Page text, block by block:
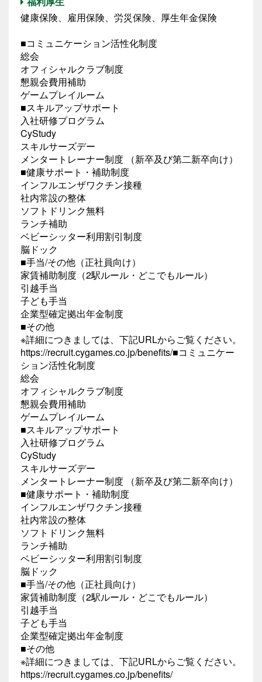
健康保険、雇用保険、労災保険、厚生年金保険
■コミュニケーション活性化制度
総会
オフィシャルクラブ制度
懇親会費用補助
ゲームプレイルーム
■スキルアップサポート
入社研修プログラム
CyStudy
スキルサーズデー
メンタートレーナー制度 （新卒及び第二新卒向け）
■健康サポート・補助制度
インフルエンザワクチン接種
社内常設の整体
ソフトドリンク無料
ランチ補助
ベビーシッター利用割引制度
脳ドック
■手当/その他（正社員向け）
家賃補助制度（2駅ルール・どこでもルール）
引越手当
子ども手当
企業型確定拠出年金制度
■その他
※詳細につきましては、下記URLからご覧ください。
https://recruit.cygames.co.jp/benefits/■コミュニケー
ション活性化制度
総会
オフィシャルクラブ制度
懇親会費用補助
ゲームプレイルーム
■スキルアップサポート
入社研修プログラム
CyStudy
スキルサーズデー
メンタートレーナー制度 （新卒及び第二新卒向け）
■健康サポート・補助制度
インフルエンザワクチン接種
社内常設の整体
ソフトドリンク無料
ランチ補助
ベビーシッター利用割引制度
脳ドック
■手当/その他（正社員向け）
家賃補助制度（2駅ルール・どこでもルール）
引越手当
子ども手当
企業型確定拠出年金制度
■その他
※詳細につきましては、下記URLからご覧ください。
https://recruit.cygames.co.jp/benefits/